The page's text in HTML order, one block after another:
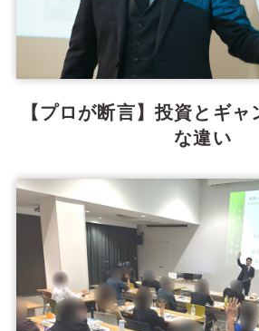
【プロが断言】投資とギ
な違い